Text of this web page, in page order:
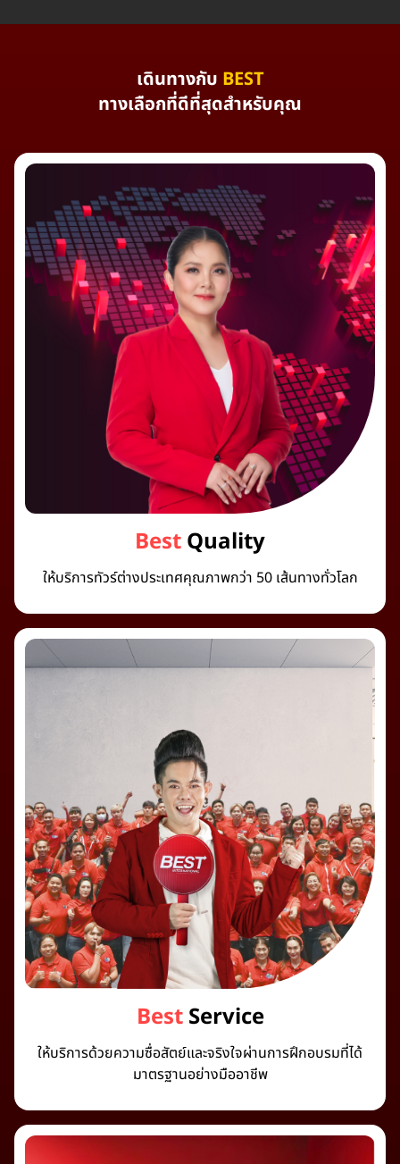
เดินทางกับ BEST
ทางเลือกที่ดีที่สุดสำหรับคุณ
BestQuality
ให้บริการทัวร์ต่างประเทศคุณภาพกว่า 50 เส้นทางทั่วโลก
BestService
ให้บริการด้วยความซื่อสัตย์และจริงใจผ่านการฝึกอบรมที่ได้
มาตรฐานอย่างมืออาชีพ